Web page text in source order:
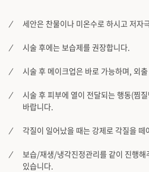
세안은 찬물이나 미온수로 하시고 저자
시술 후에는 보습제를 권장합니다.
시술 후 메이크업은 바로 가능하며, 외
시술 후 피부에 열이 전달되는 행동(찜
바랍니다.
각질이 일어났을 때는 강제로 각질을
보습/재생/냉각진정관리를 같이 진행
있습니다.